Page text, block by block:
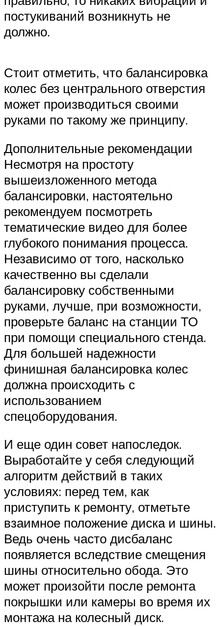
постукиваний возникнуть не
должно.
Стоит отметить, что балансировка
колес без центрального отверстия
может производиться своими
руками по такому же принципу.
Дополнительные рекомендации
Несмотря на простоту
вышеизложенного метода
балансировки, настоятельно
рекомендуем посмотреть
тематические видео для более
глубокого понимания процесса.
Независимо от того, насколько
качественно вы сделали
балансировку собственными
руками, лучше, при возможности,
проверьте баланс на станции ТО
при помощи специального стенда.
Для большей надежности
финишная балансировка колес
должна происходить с
использованием
спецоборудования.
И еще один совет напоследок.
Выработайте у себя следующий
алгоритм действий в таких
условиях: перед тем, как
приступить к ремонту, отметьте
взаимное положение диска и шины.
Ведь очень часто дисбаланс
появляется вследствие смещения
шины относительно обода. Это
может произойти после ремонта
покрышки или камеры во время их
монтажа на колесный диск.